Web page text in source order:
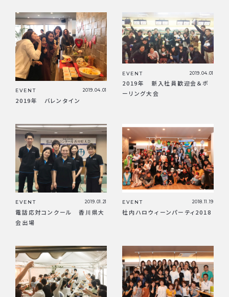
EVENT 2019.04.01
2019年 バレンタイン
EVENT 2019.04.01
2019年 新入社員歓迎会＆ボ
ーリング大会
EVENT 2019.01.21
電話応対コンクール 香川県大
会出場
EVENT 2018.11.19
社内ハロウィーンパーティ2018